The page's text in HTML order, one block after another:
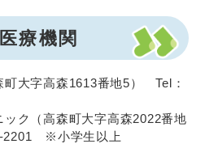
療機関
町大字高森1613番地5） Tel：
ク（高森町大字高森2022番地
2201 ※小学生以上